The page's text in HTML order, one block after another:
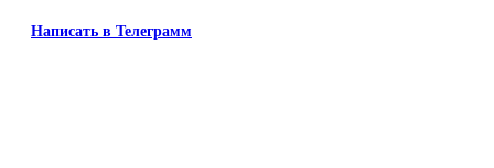
Написать в Телеграмм